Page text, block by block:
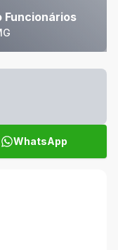
Funcionários
WhatsApp